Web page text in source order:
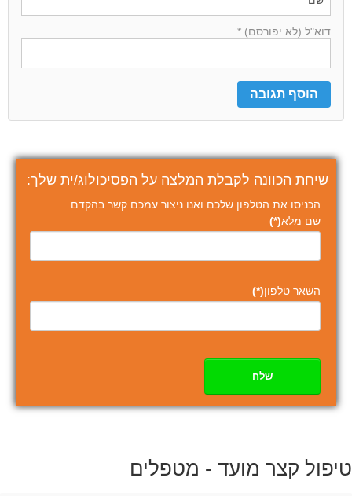
דוא"ל (לא יפורסם) *
שיחת הכוונה לקבלת המלצה על הפסיכולוג/ית שלך:
הכניסו את הטלפון שלכם ואנו ניצור עמכם קשר בהקדם
שם מלא(*)
השאר טלפון(*)
שלח
טיפול קצר מועד - מטפלים